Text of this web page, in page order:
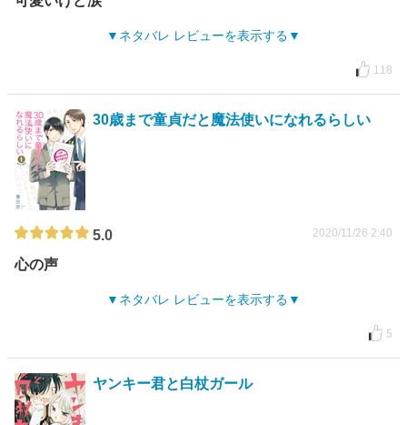
ネタバレ レビューを表示する
118
30歳まで童貞だと魔法使いになれるらしい
5.0 2020/11/26 2:40
心の声
ネタバレ レビューを表示する
5
ヤンキー君と白杖ガール